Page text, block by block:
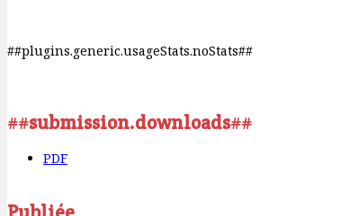
##plugins.generic.usageStats.noStats##
##submission.downloads##
PDF